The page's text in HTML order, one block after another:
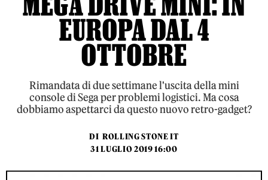
EUROPA DAL 4
OTTOBRE
Rimandata di due settimane l'uscita della mini
console di Sega per problemi logistici. Ma cosa
dobbiamo aspettarci da questo nuovo retro-gadget?
DI ROLLING STONE IT
31 LUGLIO 2019 16:00